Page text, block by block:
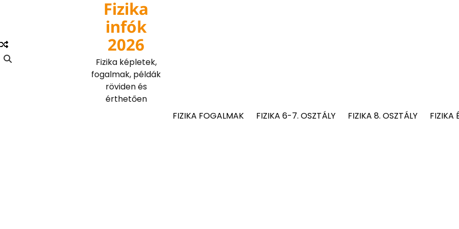
Fizika
infók
2026
Fizika képletek,
fogalmak, példák
röviden és
érthetően
FIZIKA FOGALMAK
FIZIKA 6-7. OSZTÁLY FIZIKA 8. OSZTÁLY FIZIKA